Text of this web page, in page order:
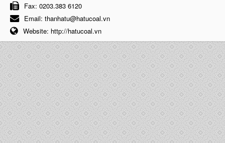
Fax: 0203.383 6120
Email: thanhatu@hatucoal.vn
Website: http://hatucoal.vn